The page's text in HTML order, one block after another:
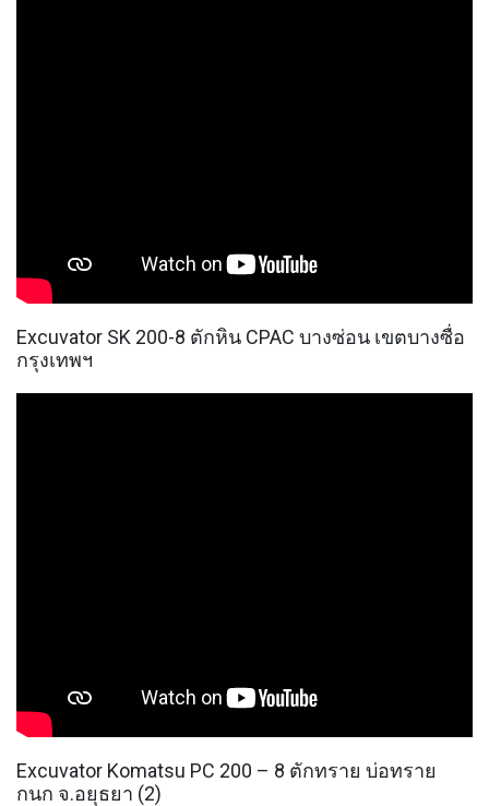
Excuvator SK 200-8 ตักหิน CPAC บางซ่อน เขตบางซื่อ
กรุงเทพฯ
Excuvator Komatsu PC 200 – 8 ตักทราย บ่อทราย
กนก จ.อยุธยา (2)